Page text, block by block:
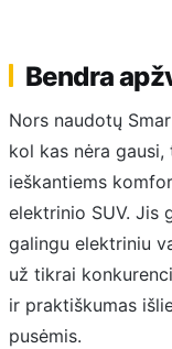
Bendra
Nors naudotų
kol kas nėra
ieškantiems
elektrinio SUV. Jis
galingu elektriniu
už tikrai
ir praktiškumas
pusėmis.